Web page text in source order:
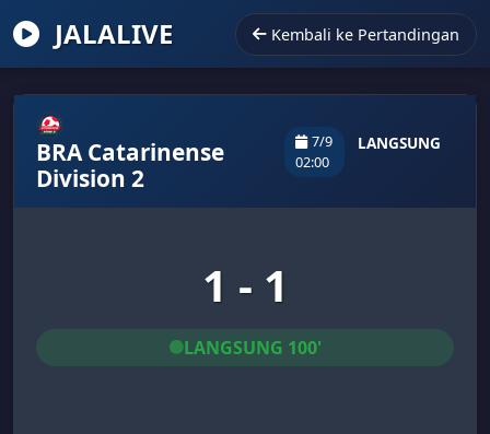
JALALIVE Kembali ke Pertandingan
BRA Catarinense
Division 2
7/9
02:00
LANGSUNG
1 - 1
LANGSUNG 100'